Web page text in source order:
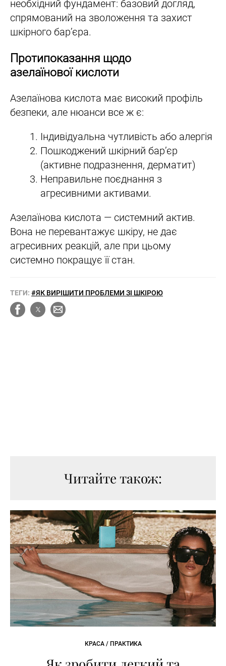
необхідний фундамент: базовий догляд,
спрямований на зволоження та захист
шкірного бар’єра.
Протипоказання щодо
азелаїнової кислоти
Азелаїнова кислота має високий профіль
безпеки, але нюанси все ж є:
Індивідуальна чутливість або алергія
Пошкоджений шкірний бар’єр
(активне подразнення, дерматит)
Неправильне поєднання з
агресивними активами.
Азелаїнова кислота — системний актив.
Вона не перевантажує шкіру, не дає
агресивних реакцій, але при цьому
системно покращує її стан.
ТЕГИ: #ЯК ВИРІШИТИ ПРОБЛЕМИ ЗІ ШКІРОЮ
Читайте також:
КРАСА / ПРАКТИКА